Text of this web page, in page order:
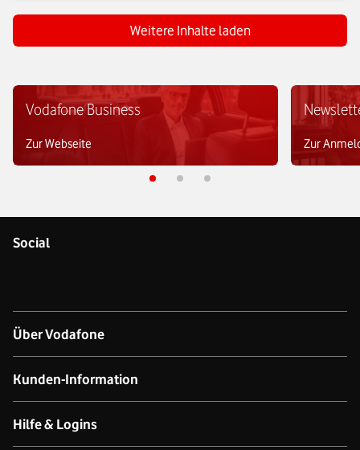
Weitere Inhalte laden
Vodafone Business
Zur Webseite Zur
Social
Über Vodafone
Über das Unternehmen
Kunden-Information
Kontakt für Geschäftskund:innen
Hilfe & Logins